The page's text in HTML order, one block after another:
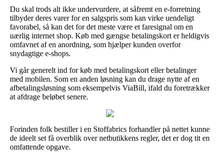
Du skal trods alt ikke undervurdere, at såfremt en e-forretning
tilbyder deres varer for en salgspris som kan virke uendeligt
favorabel, så kan det for det meste være et faresignal om en
uærlig internet shop. Køb med gængse betalingskort er heldigvis
omfavnet af en anordning, som hjælper kunden overfor
snydagtige e-shops.
Vi går generelt ind for køb med betalingskort eller betalinger
med mobilen. Som en anden løsning kan du drage nytte af en
afbetalingsløsning som eksempelvis ViaBill, ifald du foretrækker
at afdrage beløbet senere.
Forinden folk bestiller i en Stoffabrics forhandler på nettet kunne
de ideelt set få overblik over netbutikkens regler, det er dog tit en
omfattende opgave.